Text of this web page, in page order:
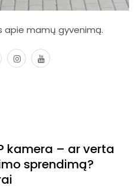
apie mamų gyvenimą.
instagram
youtube
kamera – ar verta
sprendimą?